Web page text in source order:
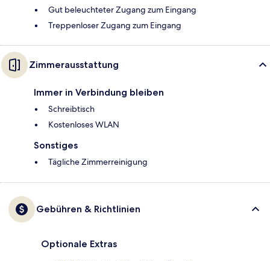
Gut beleuchteter Zugang zum Eingang
Treppenloser Zugang zum Eingang
Zimmerausstattung
Immer in Verbindung bleiben
Schreibtisch
Kostenloses WLAN
Sonstiges
Tägliche Zimmerreinigung
Gebühren & Richtlinien
Optionale Extras